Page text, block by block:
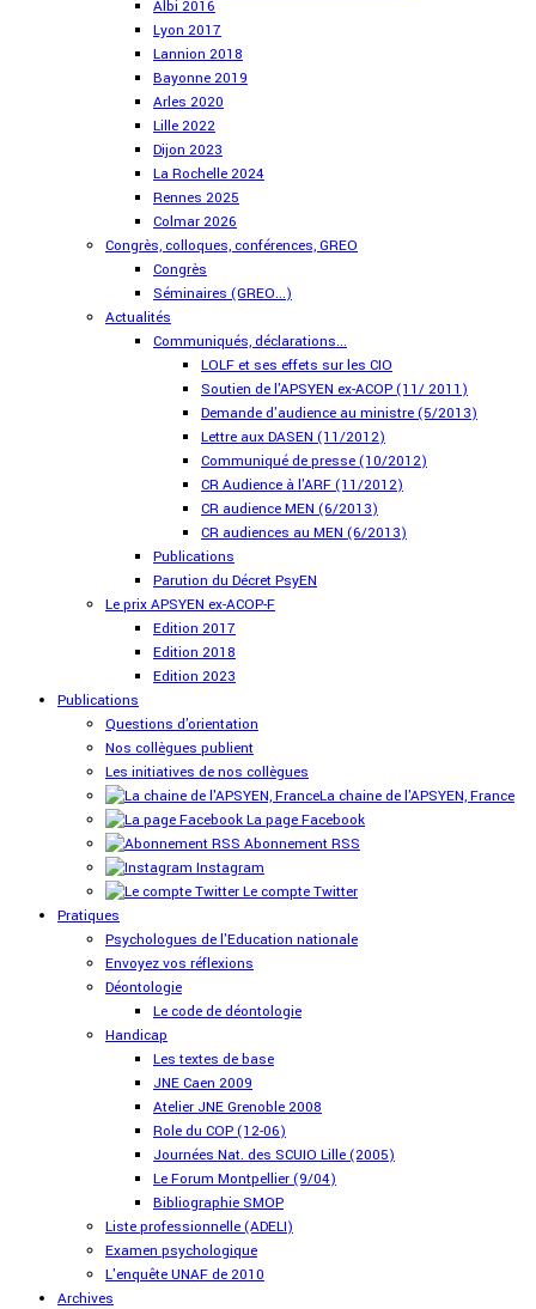
Albi 2016
Lyon 2017
Lannion 2018
Bayonne 2019
Arles 2020
Lille 2022
Dijon 2023
La Rochelle 2024
Rennes 2025
Colmar 2026
Congrès, colloques, conférences, GREO
Congrès
Séminaires (GREO...)
Actualités
Communiqués, déclarations...
LOLF et ses effets sur les CIO
Soutien de l'APSYEN ex-ACOP (11/ 2011)
Demande d'audience au ministre (5/2013)
Lettre aux DASEN (11/2012)
Communiqué de presse (10/2012)
CR Audience à l'ARF (11/2012)
CR audience MEN (6/2013)
CR audiences au MEN (6/2013)
Publications
Parution du Décret PsyEN
Le prix APSYEN ex-ACOP-F
Edition 2017
Edition 2018
Edition 2023
Publications
Questions d'orientation
Nos collègues publient
Les initiatives de nos collègues
La chaine de l'APSYEN, France
La page Facebook
Abonnement RSS
Instagram
Le compte Twitter
Pratiques
Psychologues de l'Education nationale
Envoyez vos réflexions
Déontologie
Le code de déontologie
Handicap
Les textes de base
JNE Caen 2009
Atelier JNE Grenoble 2008
Role du COP (12-06)
Journées Nat. des SCUIO Lille (2005)
Le Forum Montpellier (9/04)
Bibliographie SMOP
Liste professionnelle (ADELI)
Examen psychologique
L'enquête UNAF de 2010
Archives